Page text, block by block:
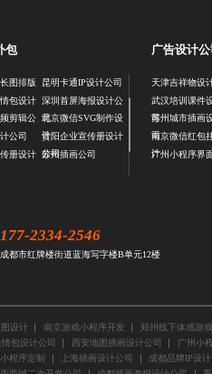
包
图排版
包设计
剪辑公
公司
册设计
昆明卡通IP设计公司
深圳首屏海报设计公
司
北京微信SVG制作设
计
贵阳企业宣传册设计
公司
苏州插画公司
广告设计公
天津吉祥物设
武汉培训课件
司
苏州城市插画
司
南京微信红包
计
广州小程序界
177-2334-2546
都市红牌楼街道蓝海写字楼B单元12楼
设计 南京游戏小程序开发 郑州线下体感游
包设计公司 西安地图插画设计公司 广州小
程序定制 上海插画设计公司 成都品牌IP设计